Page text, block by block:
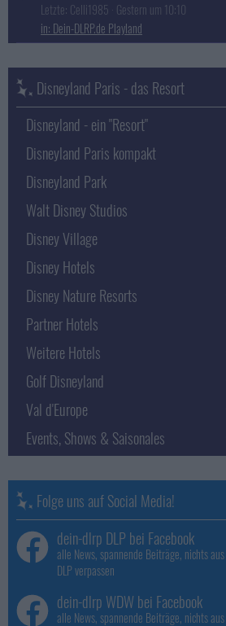
Letzte: Celli1985 Gestern um 10:10
Dein-DLRP.de Playland
Disneyland Paris - das Resort
Disneyland - ein "Resort"
Disneyland Paris kompakt
Disneyland Park
Walt Disney Studios
Disney Village
Disney Hotels
Disney Nature Resorts
Partner Hotels
Weitere Hotels
Golf Disneyland
Val d'Europe
Events, Shows & Saisonales
Folge uns auf Social Media!
dein-dlrp DLP bei Facebook
alle News, spannende Beiträge, nichts aus
DLP verpassen
dein-dlrp WDW bei Facebook
alle News, spannende Beiträge, nichts aus